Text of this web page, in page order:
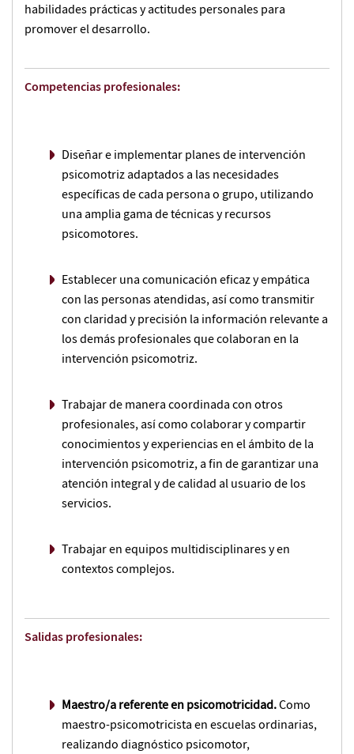
habilidades prácticas y actitudes personales para
promover el desarrollo.
Competencias profesionales:
Diseñar e implementar planes de intervención
psicomotriz adaptados a las necesidades
específicas de cada persona o grupo, utilizando
una amplia gama de técnicas y recursos
psicomotores.
Establecer una comunicación eficaz y empática
con las personas atendidas, así como transmitir
con claridad y precisión la información relevante a
los demás profesionales que colaboran en la
intervención psicomotriz.
Trabajar de manera coordinada con otros
profesionales, así como colaborar y compartir
conocimientos y experiencias en el ámbito de la
intervención psicomotriz, a fin de garantizar una
atención integral y de calidad al usuario de los
servicios.
Trabajar en equipos multidisciplinares y en
contextos complejos.
Salidas profesionales:
Maestro/a referente en psicomotricidad.Como
maestro-psicomotricista en escuelas ordinarias,
realizando diagnóstico psicomotor,